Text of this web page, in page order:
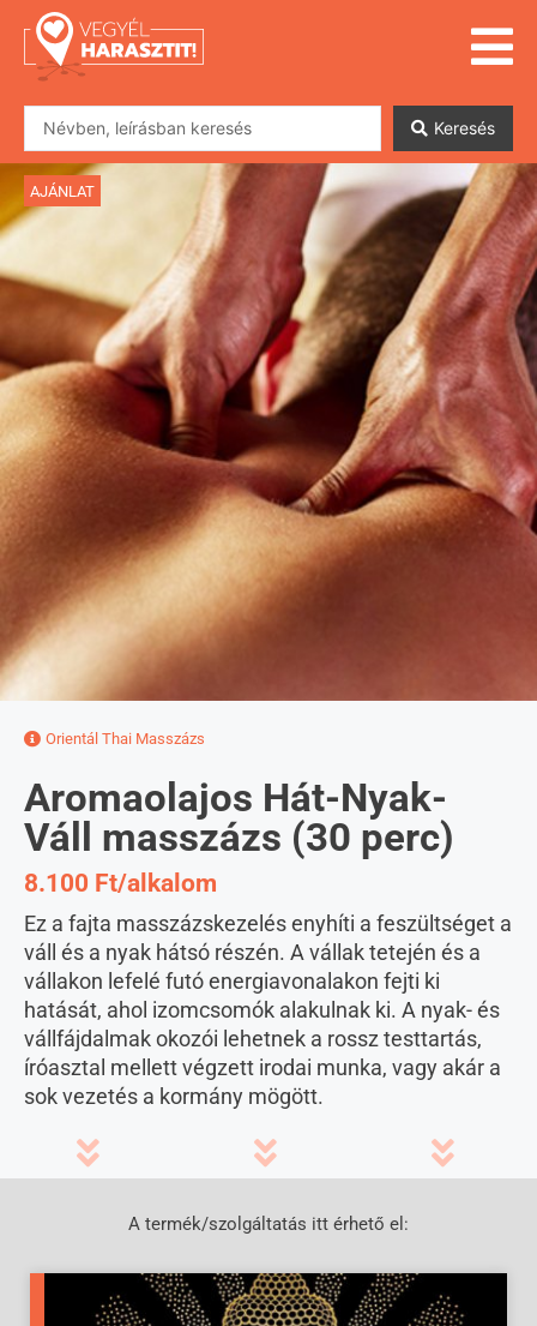
Keresés
AJÁNLAT
Orientál Thai Masszázs
Aromaolajos Hát-Nyak-
Váll masszázs (30 perc)
8.100 Ft/alkalom
Ez a fajta masszázskezelés enyhíti a feszültséget a
váll és a nyak hátsó részén. A vállak tetején és a
vállakon lefelé futó energiavonalakon fejti ki
hatását, ahol izomcsomók alakulnak ki. A nyak- és
vállfájdalmak okozói lehetnek a rossz testtartás,
íróasztal mellett végzett irodai munka, vagy akár a
sok vezetés a kormány mögött.
A termék/szolgáltatás itt érhető el: